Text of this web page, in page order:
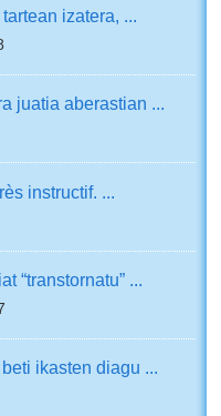
izatera, ...
juatia aberastian ...
instructif. ...
“transtornatu” ...
ikasten diagu ...